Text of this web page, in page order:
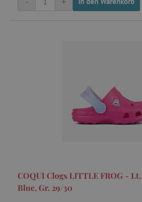
COQUI Clogs LITTLE FROG -
Blue, Gr. 29/30